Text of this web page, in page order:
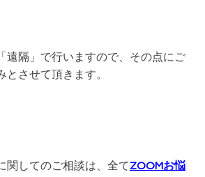
遠隔」で行いますので、その点にご
とさせて頂きます。
関してのご相談は、全てZOOMお悩